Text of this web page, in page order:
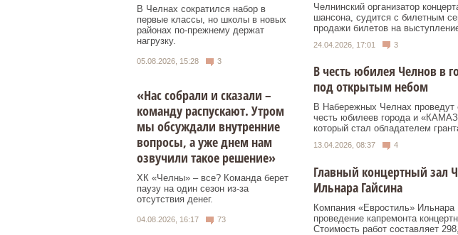
В Челнах сократился набор в
первые классы, но школы в новых
районах по-прежнему держат
нагрузку.
05.08.2026, 15:28 3
«Нас собрали и сказали –
команду распускают. Утром
мы обсуждали внутренние
вопросы, а уже днем нам
озвучили такое решение»
ХК «Челны» – все? Команда берет
паузу на один сезон из-за
отсутствия денег.
04.08.2026, 16:17 73
Челнинский организатор
шансона, судится с билетным
продажи билетов на
24.04.2026, 17:01 3
В честь юбилея Челнов в
под открытым небом
В Набережных Челнах проведут
честь юбилеев города и
который стал обладателем
13.04.2026, 08:37 4
Главный концертный зал
Ильнара Гайсина
Компания «Евростиль» Ильнара
проведение капремонта
Стоимость работ составляет